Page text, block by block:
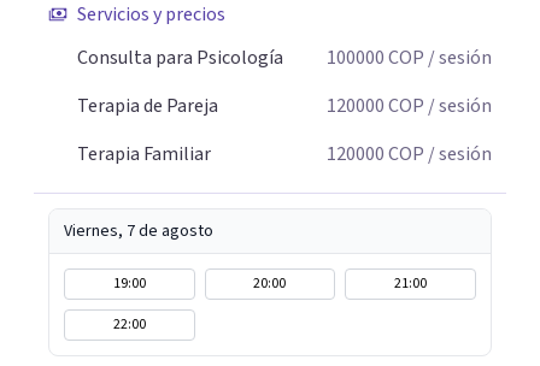
historia personal, familiar o de pareja y promover
cambios que favorezcan el bienestar emocional y
comprenderse, transformarse y construir relaciones más
conscientes y saludables. Te espero para acompañarte en
Servicios y precios
Consulta para Psicología
100000COP / sesión
Terapia de Pareja
120000COP / sesión
Terapia Familiar
120000COP / sesión
Viernes, 7 de agosto
19:00 20:00
21:00
22:00